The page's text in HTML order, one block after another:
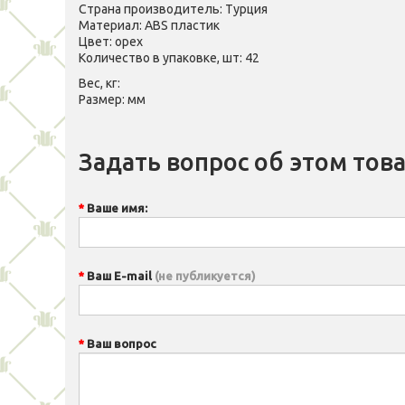
Страна производитель: Турция
Материал: ABS пластик
Цвет: орех
Количество в упаковке, шт: 42
Вес, кг:
Размер: мм
Задать вопрос об этом
Ваше имя:
Ваш E-mail (не публикуется)
Ваш вопрос